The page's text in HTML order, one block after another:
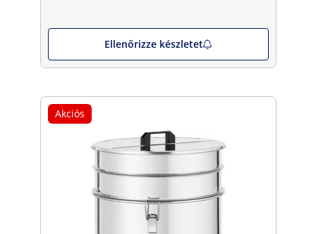
Ellenőrizze készletet
Akciós